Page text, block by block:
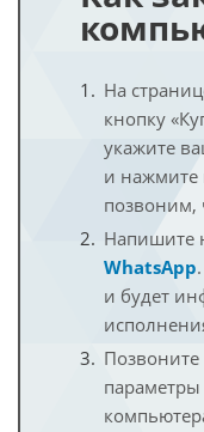
На
кнопку
укажите
и нажмите
позвоним,
Напишите
WhatsApp
и будет